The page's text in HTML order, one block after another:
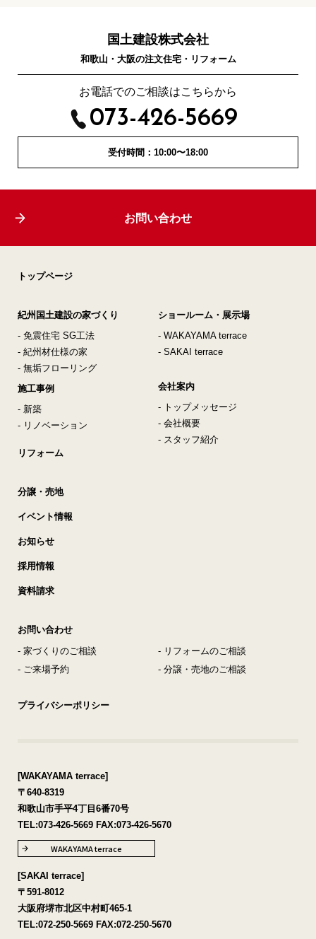
国土建設株式会社
和歌山・大阪の注文住宅・リフォーム
お電話でのご相談はこちらから
073-426-5669
受付時間：10:00〜18:00
お問い合わせ
トップページ
紀州国土建設の家づくり
- 免震住宅 SG工法
- 紀州材仕様の家
- 無垢フローリング
施工事例
- 新築
- リノベーション
リフォーム
分譲・売地
イベント情報
お知らせ
採用情報
資料請求
ショールーム・展示場
- WAKAYAMA terrace
- SAKAI terrace
会社案内
- トップメッセージ
- 会社概要
- スタッフ紹介
お問い合わせ
- 家づくりのご相談
- リフォームのご相談
- ご来場予約
- 分譲・売地のご相談
プライバシーポリシー
[WAKAYAMA terrace]
〒640-8319
和歌山市手平4丁目6番70号
TEL:073-426-5669 FAX:073-426-5670
WAKAYAMA terrace
[SAKAI terrace]
〒591-8012
大阪府堺市北区中村町465-1
TEL:072-250-5669 FAX:072-250-5670